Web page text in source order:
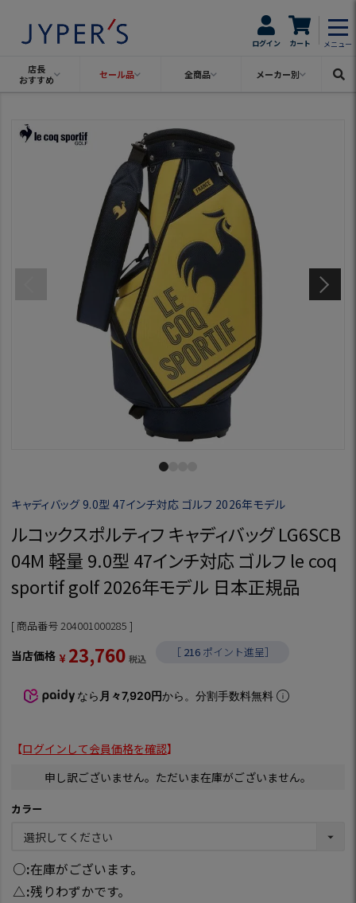
ログイン カート メニュー
店長
おすすめ
セール品 全商品 メーカー別
キャディバッグ 9.0型 47インチ対応 ゴルフ 2026年モデル
ルコックスポルティフ キャディバッグ LG6SCB
04M 軽量 9.0型 47インチ対応 ゴルフ le coq
sportif golf 2026年モデル 日本正規品
商品番号 204001000285
当店価格 ¥ 23,760 税込 ［ 216 ポイント進呈］
なら 月々7,920円から。分割手数料無料
【ログインして会員価格を確認】
申し訳ございません。ただいま在庫がございません。
カラー
○ 在庫がございます。
△ 残りわずかです。